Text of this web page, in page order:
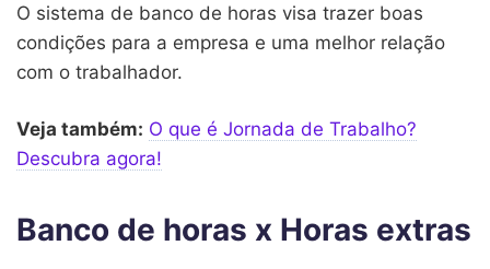
O sistema de banco de horas visa trazer boas
condições para a empresa e uma melhor relação
com o trabalhador.
Veja também: O que é Jornada de Trabalho?
Descubra agora!
Banco de horas x Horas extras